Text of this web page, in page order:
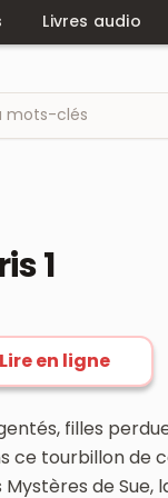
Livres audio
1
Lire en ligne
filles
ce tourbillon de
de Sue,